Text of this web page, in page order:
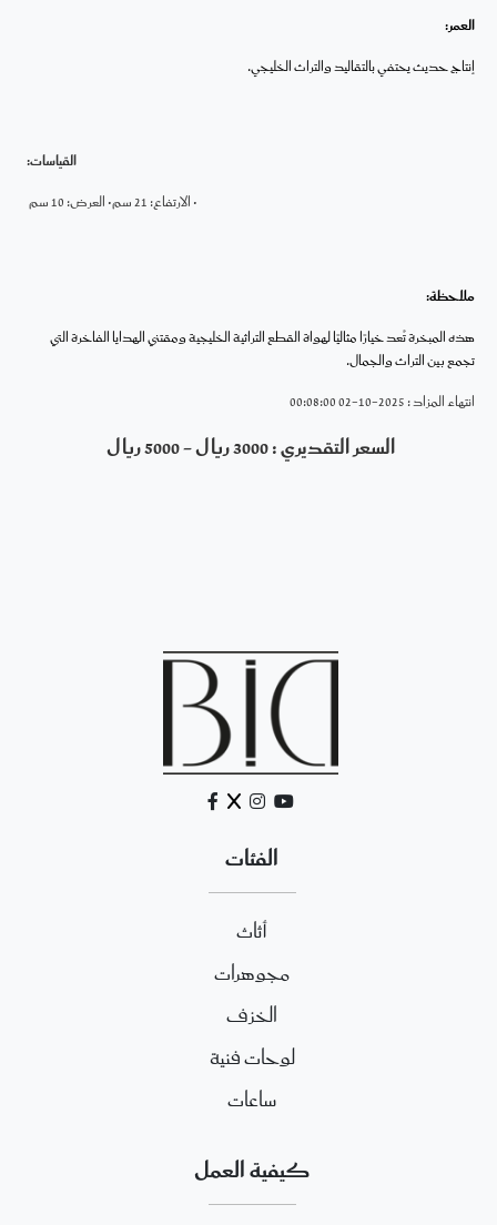
العمر:
إنتاج حديث يحتفي بالتقاليد والتراث الخليجي.
القياسات:
• الارتفاع: 21 سم
• العرض: 10 سم
ملاحظة:
هذه المبخرة تُعد خيارًا مثاليًا لهواة القطع التراثية الخليجية ومقتني الهدايا الفاخرة التي
تجمع بين التراث والجمال.
انتهاء المزاد : 2025-10-02 00:08:00
السعر التقديري : 3000 ريال - 5000 ريال
الفئات
أثاث
مجوهرات
الخزف
لوحات فنية
ساعات
كيفية العمل